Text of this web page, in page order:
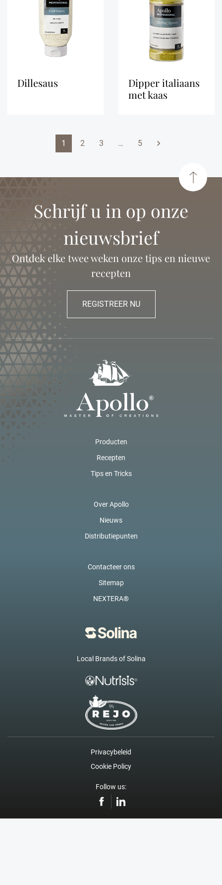
dillesaus
dipper italiaans
met kaas
1 2 3 … 5 Volgende

Schrijf u in op onze
nieuwsbrief
Ontdek elke twee weken onze tips en nieuwe
recepten
REGISTREER NU
Producten
Recepten
Tips en Tricks
Over Apollo
Nieuws
Distributiepunten
Contacteer ons
Sitemap
NEXTERA®
Local Brands of Solina
Privacybeleid
Cookie Policy
Follow us: